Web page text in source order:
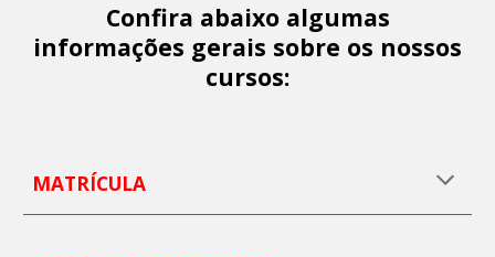
Confira abaixo algumas
informações gerais sobre os nossos
cursos:
MATRÍCULA